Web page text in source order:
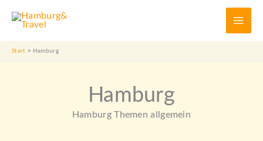
Inhalt
Start Hamburg
Hamburg
Hamburg Themen allgemein